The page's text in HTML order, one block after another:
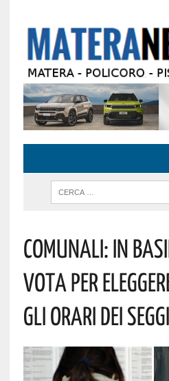
Comunali: In
Vota Per
Gli Orari Dei Seggi